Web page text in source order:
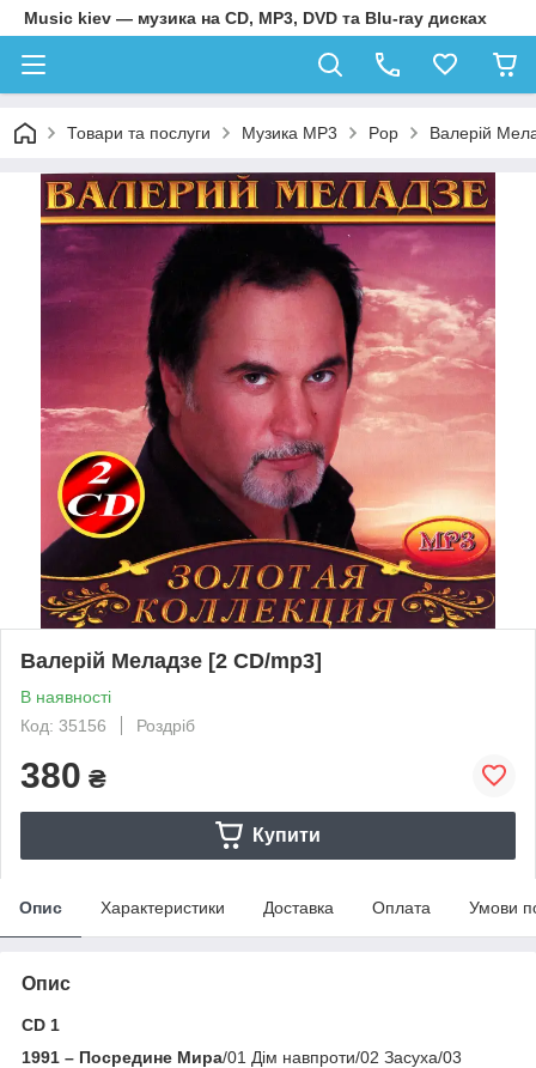
Music kiev — музика на CD, MP3, DVD та Blu-ray дисках
Товари та послуги Музика MP3 Pop Валерій
Валерій Меладзе [2 CD/mp3]
В наявності
Код: 35156
Роздріб
380 ₴
Купити
Опис Характеристики Доставка Оплата Умови
Опис
CD 1
1991 – Посредине Мира/01 Дім навпроти/02 Засуха/03